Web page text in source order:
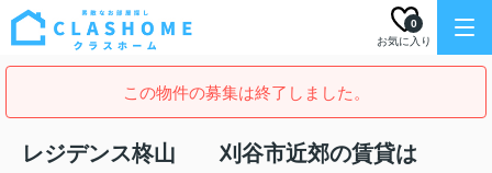
お気に入り
0
この物件の募集は終了しました。
レジデンス柊山 刈谷市近郊の賃貸は